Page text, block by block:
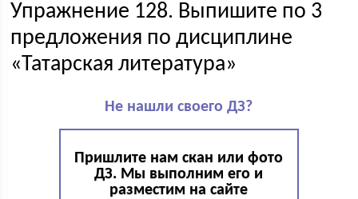
Упражнение 128. Выпишите по 3
предложения по дисциплине
«Татарская литература»
Не нашли своего ДЗ?
Пришлите нам скан или фото
ДЗ. Мы выполним его и
разместим на сайте